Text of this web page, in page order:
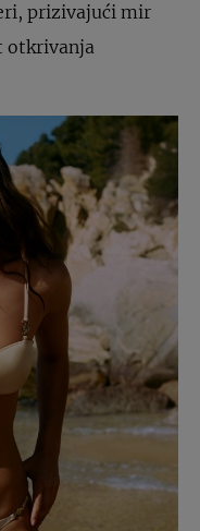
prizivajući mir
otkrivanja